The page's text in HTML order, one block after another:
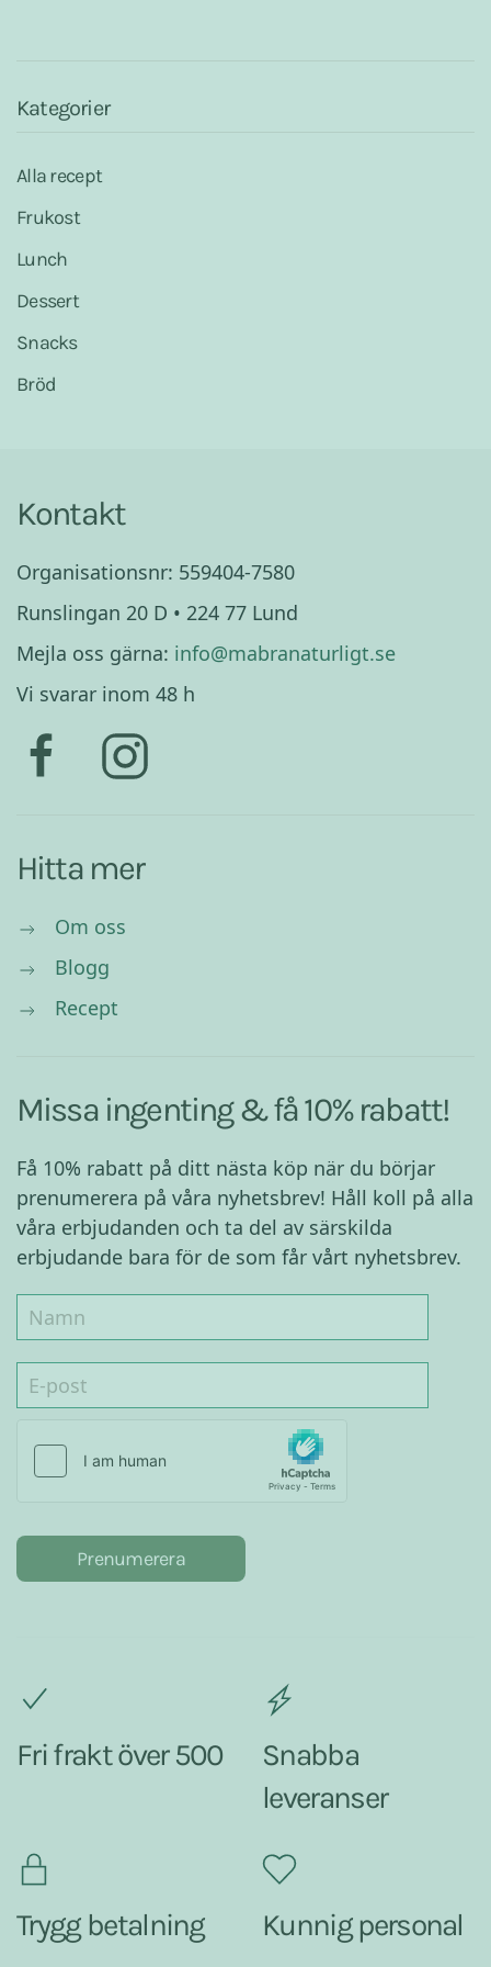
Kategorier
Alla recept
Frukost
Lunch
Dessert
Snacks
Bröd
Kontakt
Organisationsnr: 559404-7580
Runslingan 20 D • 224 77 Lund
Mejla oss gärna: info@mabranaturligt.se
Vi svarar inom 48 h
Hitta mer
Om oss
Blogg
Recept
Missa ingenting & få 10% rabatt!
Få 10% rabatt på ditt nästa köp när du börjar
prenumerera på våra nyhetsbrev! Håll koll på alla
våra erbjudanden och ta del av särskilda
erbjudande bara för de som får vårt nyhetsbrev.
Prenumerera
Fri frakt över 500
Snabba
leveranser
Trygg betalning Kunnig personal